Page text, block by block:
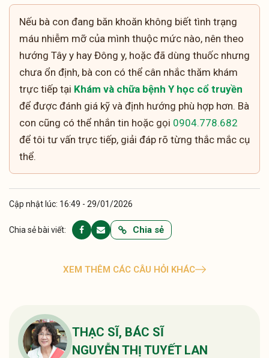
Nếu bà con đang băn khoăn không biết tình trạng
máu nhiễm mỡ của mình thuộc mức nào, nên theo
hướng Tây y hay Đông y, hoặc đã dùng thuốc nhưng
chưa ổn định, bà con có thể cân nhắc thăm khám
trực tiếp tại Khám và chữa bệnh Y học cổ truyền
để được đánh giá kỹ và định hướng phù hợp hơn. Bà
con cũng có thể nhắn tin hoặc gọi 0904.778.682
để tôi tư vấn trực tiếp, giải đáp rõ từng thắc mắc cụ
thể.
Cập nhật lúc: 16:49 - 29/01/2026
Chia sẻ bài viết: Chia sẻ
XEM THÊM CÁC CÂU HỎI KHÁC
THẠC SĨ, BÁC SĨ
NGUYỄN THỊ TUYẾT LAN